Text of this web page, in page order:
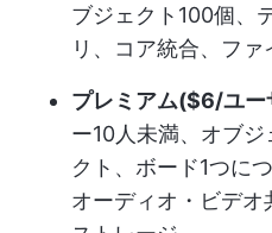
ブジェクト100個、
リ、コア統合、フ
プレミアム($6/ユー
ー10人未満、オブ
クト、ボード1つに
オーディオ・ビデ